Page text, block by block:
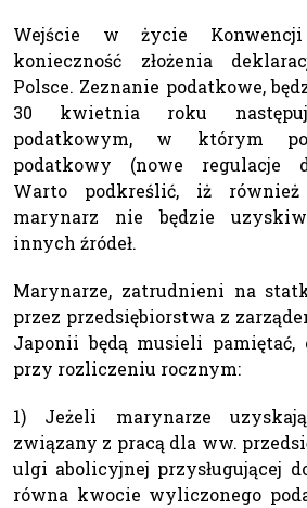
Wejście w życie
konieczność złożenia
Polsce. Zeznanie podatkowe,
30 kwietnia roku
podatkowym, w którym
podatkowy (nowe regulacje
Warto podkreślić, iż
marynarz nie będzie
innych źródeł.
Marynarze, zatrudnieni na
przez przedsiębiorstwa z
Japonii będą musieli
przy rozliczeniu rocznym:
1) Jeżeli marynarze
związany z pracą dla ww.
ulgi abolicyjnej przysługującej
równa kwocie wyliczonego